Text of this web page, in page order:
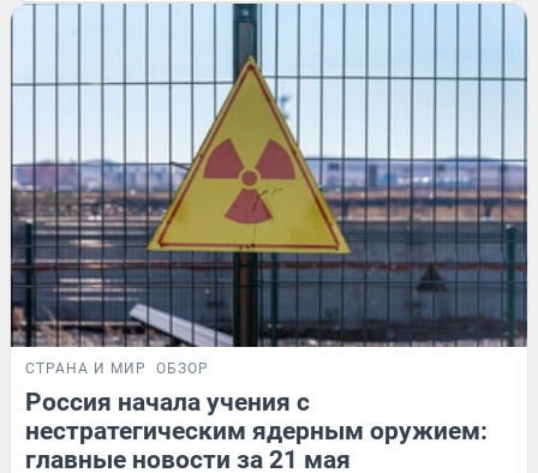
СТРАНА И МИР ОБЗОР
Россия начала учения с
нестратегическим ядерным оружием:
главные новости за 21 мая